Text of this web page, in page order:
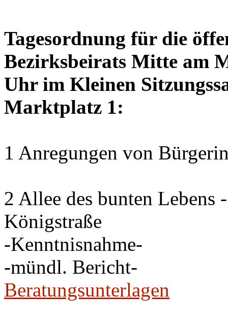
Tagesordnung für die
Bezirksbeirats Mitte am
Uhr im Kleinen
Marktplatz 1:
1 Anregungen von
2 Allee des bunten Lebens
Königstraße
-Kenntnisnahme-
-mündl. Bericht-
Beratungsunterlagen